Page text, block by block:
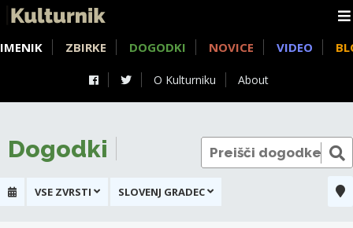
O Kulturniku About
IMENIK ZBIRKE DOGODKI NOVICE VIDEO
Dogodki
VSE ZVRSTI SLOVENJ GRADEC